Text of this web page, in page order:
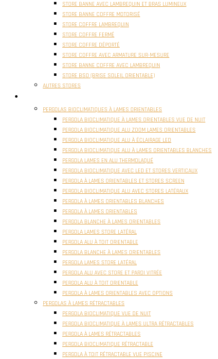
STORE BANNE AVEC LAMBREQUIN ET BRAS LUMINEUX
STORE BANNE COFFRE MOTORISÉ
STORE COFFRE LAMBREQUIN
STORE COFFRE FERMÉ
STORE COFFRE DÉPORTÉ
STORE COFFRE AVEC ARMATURE SUR-MESURE
STORE BANNE COFFRE AVEC LAMBREQUIN
STORE BSO (BRISE SOLEIL ORIENTABLE)
AUTRES STORES
PERGOLAS BIOCLIMATIQUES À LAMES ORIENTABLES
PERGOLA BIOCLIMATIQUE À LAMES ORIENTABLES VUE DE NUIT
PERGOLA BIOCLIMATIQUE ALU ZOOM LAMES ORIENTABLES
PERGOLA BIOCLIMATIQUE ALU À ÉCLAIRAGE LED
PERGOLA BIOCLIMATIQUE ALU À LAMES ORIENTABLES BLANCHES
PERGOLA LAMES EN ALU THERMOLAQUÉ
PERGOLA BIOCLIMATIQUE AVEC LED ET STORES VERTICAUX
PERGOLA À LAMES ORIENTABLES ET STORES SCREEN
PERGOLA BIOCLIMATIQUE ALU AVEC STORES LATÉRAUX
PERGOLA À LAMES ORIENTABLES BLANCHES
PERGOLA À LAMES ORIENTABLES
PERGOLA BLANCHE À LAMES ORIENTABLES
PERGOLA LAMES STORE LATÉRAL
PERGOLA ALU À TOIT ORIENTABLE
PERGOLA BLANCHE À LAMES ORIENTABLES
PERGOLA LAMES STORE LATÉRAL
PERGOLA ALU AVEC STORE ET PAROI VITRÉE
PERGOLA ALU À TOIT ORIENTABLE
PERGOLA À LAMES ORIENTABLES AVEC OPTIONS
PERGOLAS À LAMES RÉTRACTABLES
PERGOLA BIOCLIMATIQUE VUE DE NUIT
PERGOLA BIOCLIMATIQUE À LAMES ULTRA RÉTRACTABLES
PERGOLA À LAMES RÉTRACTABLES
PERGOLA BIOCLIMATIQUE RÉTRACTABLE
PERGOLA À TOIT RÉTRACTABLE VUE PISCINE